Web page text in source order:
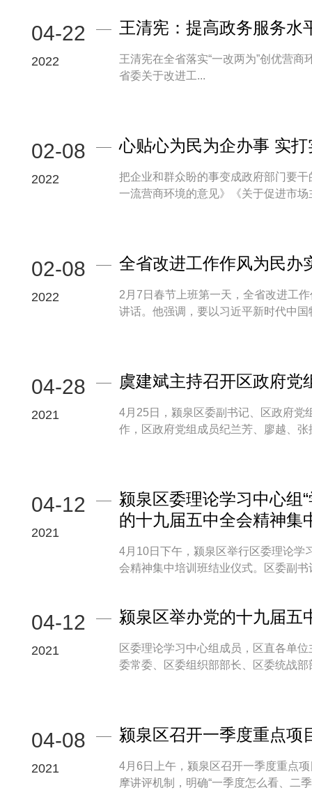
04-22
2022
王清宪：提高政务服务水
王清宪在全省落实“一改两为”创优营商环境工作推进会议上强调 提
省委关于改进工...
02-08
2022
心贴心为民为企办事 实
把企业和群众盼的事变成政府部门要
一流营商环境的意见》《关于促进市场
02-08
2022
全省改进工作作风为民办
2月7日春节上班第一天，全省改进工
讲话。他强调，要以习近平新时代中国
04-28
2021
虞建斌主持召开区政府党
4月25日，颍泉区委副书记、区政府党
作，区政府党组成员纪兰芳、廖越、张
04-12
2021
颍泉区委理论学习中心组
的十九届五中全会精神集
4月10日下午，颍泉区举行区委理论学
会精神集中培训班结业仪式。区委副书
04-12
2021
颍泉区举办党的十九届五
区委理论学习中心组成员，区直各单
委常委、区委组织部部长、区委统战部
04-08
2021
颍泉区召开一季度重点项
4月6日上午，颍泉区召开一季度重点
摩讲评机制，明确“一季度怎么看、二